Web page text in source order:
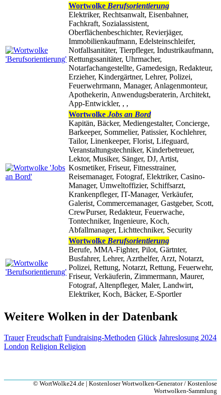
Wortwolke Berufsorientierung
Elektriker, Rechtsanwalt, Eisenbahner,
Fachkraft, Sozialassistent,
Oberflächenbeschichter, Revierjäger,
Immobilienkaufmann, Edelsteinschleifer,
Notfallsanitäter, Tierpfleger, Industrikaufmann,
Rettungssanitäter, Uhrmacher,
Notarfachangestellte, Gamedesign, Redakteur,
Erzieher, Kindergärtner, Lehrer, Polizei,
Feuerwehrmann, Manager, Anlagenmonteur,
Apothekerin, Anwendugsberaterin, Architekt,
App-Entwickler, , ,
Wortwolke Jobs an Bord
Kapitän, Bäcker, Mediengestalter, Concierge,
Barkeeper, Sommelier, Patissier, Kochlehrer,
Tailor, Linenkeeper, Florist, Lifeguard,
Veranstaltungstechniker, Kinderbetreuer,
Lektor, Musiker, Sänger, DJ, Artist,
Kosmetiker, Friseur, Fitnesstrainer,
Reisemanager, Fotograf, Elektriker, Casino-
Manager, Umweltoffizier, Schiffsarzt,
Krankenpfleger, IT-Manager, Verkäufer,
Galerist, Commercemanager, Gastgeber, Scott,
CrewPurser, Redakteur, Feuerwache,
Tontechniker, Ingenieure, Koch,
Abfallmanager, Lichttechniker, Security
Wortwolke Berufsorientierung
Berufe, MMA-Fighter, Pilot, Gärtnter,
Busfahrer, Lehrer, Azrthelfer, Arzt, Notarzt,
Polizei, Rettung, Notarzt, Rettung, Feuerwehr,
Friseur, Verkäuferin, Zimmermann, Maurer,
Fotograf, Altenpfleger, Maler, Landwirt,
Elektriker, Koch, Bäcker, E-Sportler
Weitere Wolken in der Datenbank
Trauer Freudschaft Fundraising-Methoden Glück Jahreslosung 2024
London Religion Religion
© WortWolke24.de | Kostenloser Wortwolken-Generator / Kostenlose
Wortwolken-Sammlung